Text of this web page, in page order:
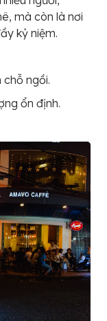
mà còn là nơi
kỷ niệm.
chỗ ngồi.
ổn định.